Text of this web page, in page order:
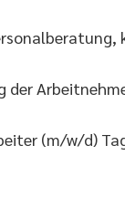
der
(m/w/d)